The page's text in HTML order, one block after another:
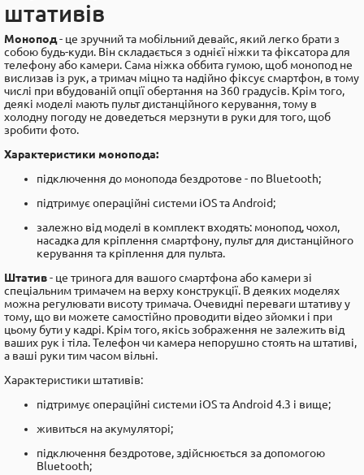
штативів
Монопод- це зручний та мобільний девайс, який легко брати з
собою будь-куди. Він складається з однієї ніжки та фіксатора для
телефону або камери. Сама ніжка оббита гумою, щоб монопод не
вислизав із рук, а тримач міцно та надійно фіксує смартфон, в тому
числі при вбудованій опції обертання на 360 градусів. Крім того,
деякі моделі мають пульт дистанційного керування, тому в
холодну погоду не доведеться мерзнути в руки для того, щоб
зробити фото.
Характеристики монопода:
підключення до монопода бездротове - по Bluetooth;
підтримує операційні системи iOS та Android;
залежно від моделі в комплект входять: монопод, чохол,
насадка для кріплення смартфону, пульт для дистанційного
керування та кріплення для пульта.
Штатив- це тринога для вашого смартфона або камери зі
спеціальним тримачем на верху конструкції. В деяких моделях
можна регулювати висоту тримача. Очевидні переваги штативу у
тому, що ви можете самостійно проводити відео зйомки і при
цьому бути у кадрі. Крім того, якісь зображення не залежить від
ваших рук і тіла. Телефон чи камера непорушно стоять на штативі,
а ваші руки тим часом вільні.
Характеристики штативів:
підтримує операційні системи iOS та Android 4.3 і вище;
живиться на акумуляторі;
підключення бездротове, здійснюється за допомогою
Bluetooth;